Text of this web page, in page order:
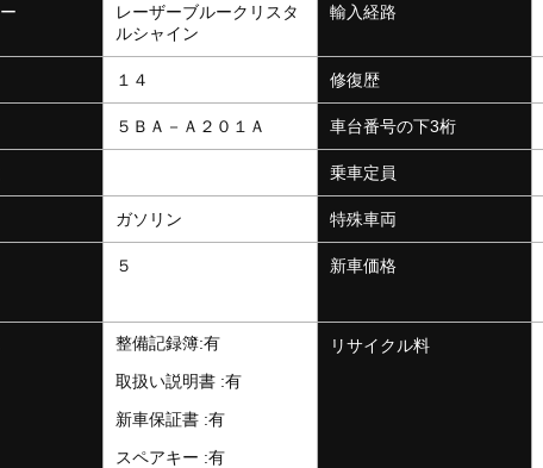
レーザーブルークリスタ
ルシャイン
輸入経路
１４ 修復歴
５ＢＡ－Ａ２０１Ａ 車台番号の下3桁
乗車定員
ガソリン 特殊車両
５ 新車価格
整備記録簿:有
取扱い説明書 :有
新車保証書 :有
スペアキー :有
リサイクル料